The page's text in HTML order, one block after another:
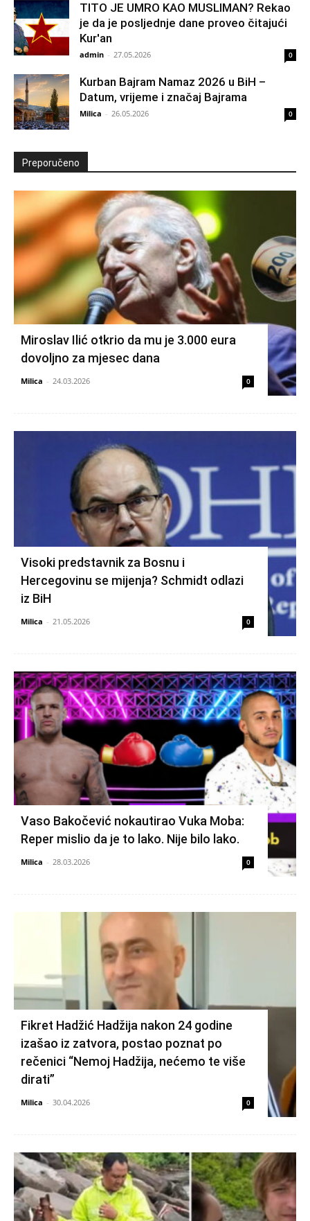
TITO JE UMRO KAO MUSLIMAN? Rekao
je da je posljednje dane proveo čitajući
Kur'an
admin - 27.05.2026 0
Kurban Bajram Namaz 2026 u BiH –
Datum, vrijeme i značaj Bajrama
Milica - 26.05.2026 0
Preporučeno
Miroslav Ilić otkrio da mu je 3.000 eura
dovoljno za mjesec dana
Milica - 24.03.2026 0
Visoki predstavnik za Bosnu i
Hercegovinu se mijenja? Schmidt odlazi
iz BiH
Milica - 21.05.2026 0
Vaso Bakočević nokautirao Vuka Moba:
Reper mislio da je to lako. Nije bilo lako.
Milica - 28.03.2026 0
Fikret Hadžić Hadžija nakon 24 godine
izašao iz zatvora, postao poznat po
rečenici “Nemoj Hadžija, nećemo te više
dirati”
Milica - 30.04.2026 0